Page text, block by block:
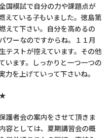
国模試で自分の力や課題点が
えている子もいました。徳島第
えて下さい。自分を高めるの
ワーなのですからね。１１月
テストが控えています。その他
います。しっかりと一つ一つの
を上げていって下さいね。
★
護者会の案内をさせて頂きま
容としては、夏期講習会の概